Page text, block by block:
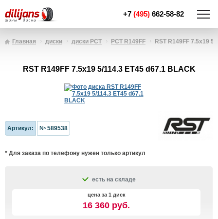
+7 (495) 662-58-82
Главная диски диски РСТ РСТ R149FF RST R149FF 7.5x19 5/
RST R149FF 7.5x19 5/114.3 ET45 d67.1 BLACK
Артикул: № 589538
* Для заказа по телефону нужен только артикул
есть на складе
цена за 1 диск
16 360 руб.